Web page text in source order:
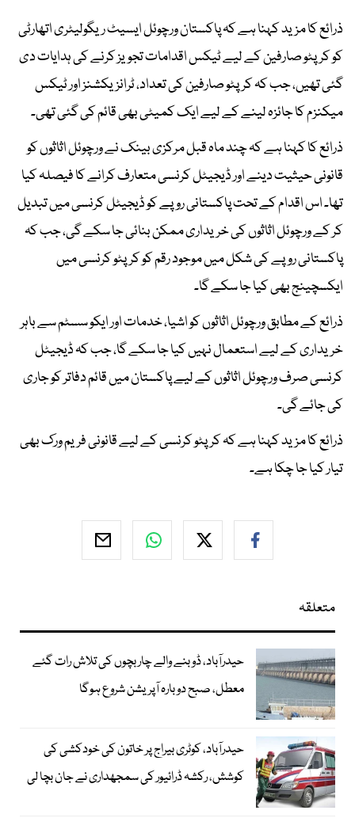
ذرائع کا مزید کہنا ہے کہ پاکستان ورچوئل ایسیٹ ریگولیٹری اتھارٹی
کو کرپٹو صارفین کے لیے ٹیکس اقدامات تجویز کرنے کی ہدایات دی
گئی تھیں، جب کہ کرپٹو صارفین کی تعداد، ٹرانزیکشنز اور ٹیکس
میکنزم کا جائزہ لینے کے لیے ایک کمیٹی بھی قائم کی گئی تھی۔
ذرائع کا کہنا ہے کہ چند ماہ قبل مرکزی بینک نے ورچوئل اثاثوں کو
قانونی حیثیت دینے اور ڈیجیٹل کرنسی متعارف کرانے کا فیصلہ کیا
تھا۔ اس اقدام کے تحت پاکستانی روپے کو ڈیجیٹل کرنسی میں تبدیل
کر کے ورچوئل اثاثوں کی خریداری ممکن بنائی جا سکے گی، جب کہ
پاکستانی روپے کی شکل میں موجود رقم کو کرپٹو کرنسی میں
ایکسچینج بھی کیا جا سکے گا۔
ذرائع کے مطابق ورچوئل اثاثوں کو اشیا، خدمات اور ایکو سسٹم سے باہر
خریداری کے لیے استعمال نہیں کیا جا سکے گا، جب کہ ڈیجیٹل
کرنسی صرف ورچوئل اثاثوں کے لیے پاکستان میں قائم دفاتر کو جاری
کی جائے گی۔
ذرائع کا مزید کہنا ہے کہ کرپٹو کرنسی کے لیے قانونی فریم ورک بھی
تیار کیا جا چکا ہے۔
متعلقہ
حیدرآباد، ڈوبنے والے چار بچوں کی تلاش رات گئے
معطل، صبح دوبارہ آپریشن شروع ہوگا
حیدرآباد، کوٹری بیراج پر خاتون کی خودکشی کی
کوشش، رکشہ ڈرائیور کی سمجھداری نے جان بچا لی